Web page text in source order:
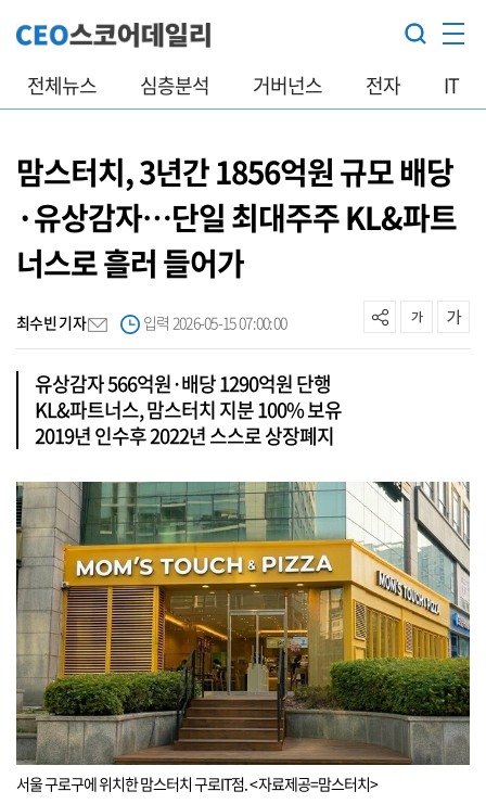
전체뉴스 심층분석 거버넌스 전자 IT
맘스터치, 3년간 1856억원 규모 배당
·유상감자…단일 최대주주 KL&파트
너스로 흘러 들어가
최수빈 기자 입력 2026-05-15 07:00:00
유상감자 566억원·배당 1290억원 단행
KL&파트너스, 맘스터치 지분 100% 보유
2019년 인수후 2022년 스스로 상장폐지
서울 구로구에 위치한 맘스터치 구로IT점. <자료제공=맘스터치>